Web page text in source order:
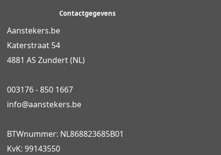
Contactgegevens
Aanstekers.be
Katerstraat 54
4881 AS Zundert (NL)
003176 - 850 1667
info@aanstekers.be
BTWnummer: NL868823685B01
KvK: 99143550